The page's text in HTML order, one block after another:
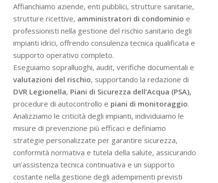
Affianchiamo aziende, enti pubblici, strutture sanitarie,
strutture ricettive, amministratori di condominio e
professionisti nella gestione del rischio sanitario degli
impianti idrici, offrendo consulenza tecnica qualificata e
supporto operativo completo.
Eseguiamo sopralluoghi, audit, verifiche documentali e
valutazioni del rischio, supportando la redazione di
DVR Legionella, Piani di Sicurezza dell’Acqua (PSA),
procedure di autocontrollo e piani di monitoraggio.
Analizziamo le criticità degli impianti, individuiamo le
misure di prevenzione più efficaci e definiamo
strategie personalizzate per garantire sicurezza,
conformità normativa e tutela della salute, assicurando
un’assistenza tecnica continuativa e un supporto
costante nella gestione degli adempimenti previsti